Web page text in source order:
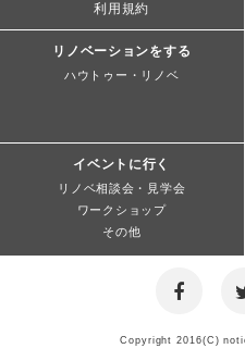
利用規約
リノベーションをする
ハウトゥー・リノベ
イベントに行く
リノベ相談会・見学会
ワークショップ
その他
Copyright 2016(C)